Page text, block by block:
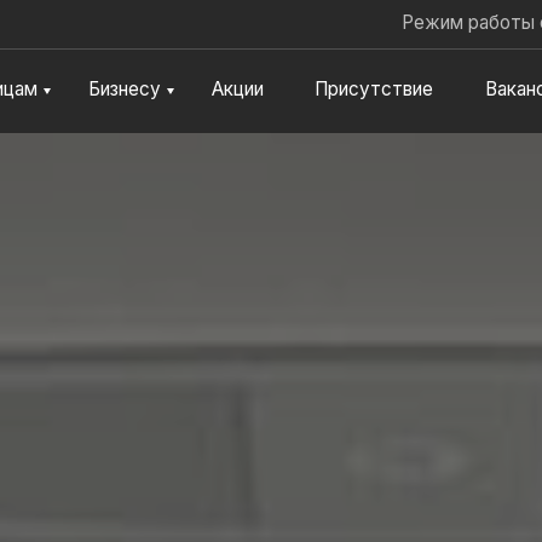
Режим работы
Бизнесу Акции Присутствие